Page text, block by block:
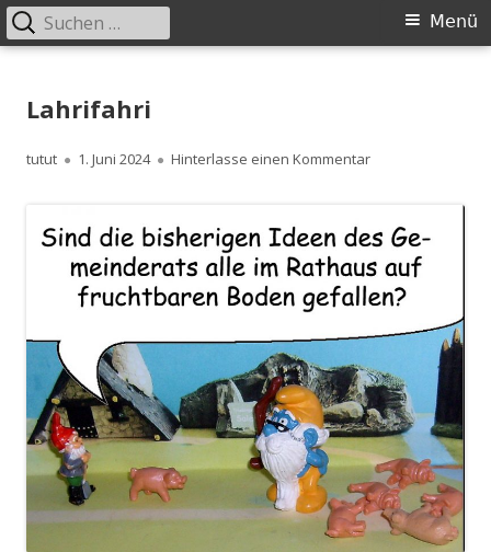
zum
Primäres
Menü
Suchen
nach:
Lahrifahri
Autor
tutut
Veröffentlicht
1. Juni 2024 Hinterlasse einen Kommentarzu Lahrifahri